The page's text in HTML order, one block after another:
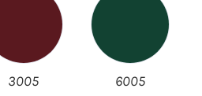
3005 6005